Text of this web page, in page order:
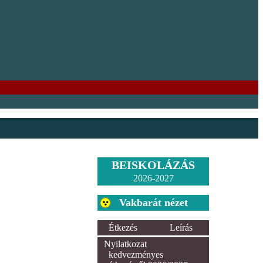
BEISKOLÁZÁS
2026-2027
Vakbarát nézet
Étkezés
Leírás
Nyilatkozat
kedvezményes